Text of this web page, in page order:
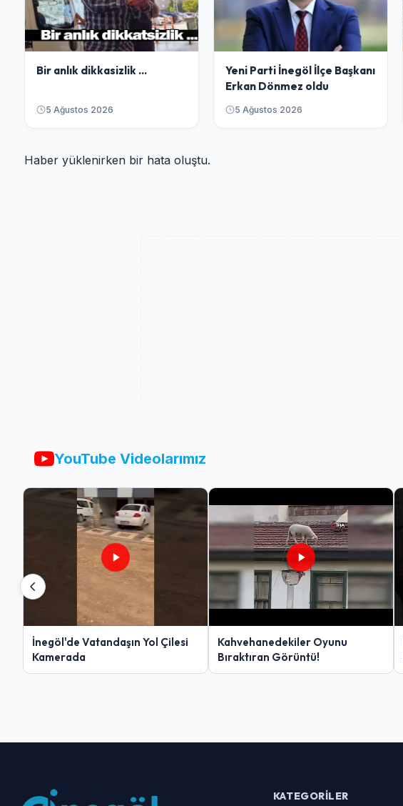
Bir anlık dikkasizlik ...
5 Ağustos 2026
Yeni Parti İnegöl İlçe Başkanı
Erkan Dönmez oldu
5 Ağustos 2026
Haber yüklenirken bir hata oluştu.
YouTube Videolarımız
İnegöl'de Vatandaşın Yol Çilesi
Kamerada
Kahvehanedekiler Oyunu
Bıraktıran Görüntü!
KATEGORILER